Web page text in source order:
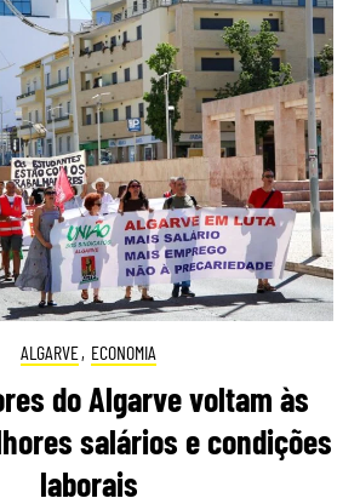
ALGARVE, ECONOMIA
do Algarve voltam às
salários e condições
laborais